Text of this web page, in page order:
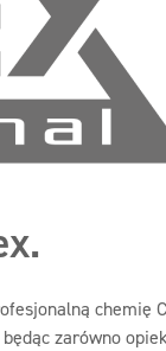
chemię
zarówno